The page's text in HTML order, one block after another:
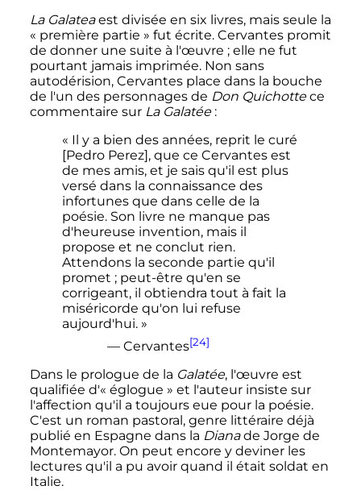
La Galateaest divisée en six livres, mais seule la
« première partie » fut écrite. Cervantes promit
de donner une suite à l'œuvre ; elle ne fut
pourtant jamais imprimée. Non sans
autodérision, Cervantes place dans la bouche
de l'un des personnages de Don Quichottece
commentaire sur La Galatée :
« Il y a bien des années, reprit le curé
[Pedro Perez], que ce Cervantes est
de mes amis, et je sais qu'il est plus
versé dans la connaissance des
infortunes que dans celle de la
poésie. Son livre ne manque pas
d'heureuse invention, mais il
propose et ne conclut rien.
Attendons la seconde partie qu'il
promet ; peut-être qu'en se
corrigeant, il obtiendra tout à fait la
miséricorde qu'on lui refuse
aujourd'hui. »
— Cervantes[24]
Dans le prologue de la Galatée, l'œuvre est
qualifiée d'« églogue » et l'auteur insiste sur
l'affection qu'il a toujours eue pour la poésie.
C'est un roman pastoral, genre littéraire déjà
publié en Espagne dans la Dianade Jorge de
Montemayor. On peut encore y deviner les
lectures qu'il a pu avoir quand il était soldat en
Italie.